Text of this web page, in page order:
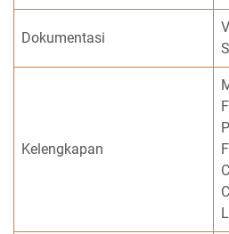
Dokumentasi
Kelengkapan